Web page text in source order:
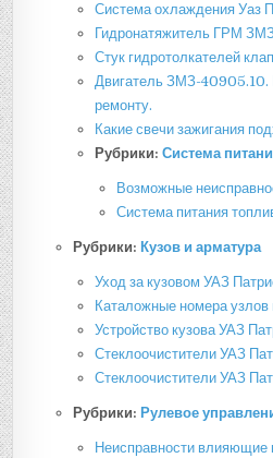
Система охлаждения Уаз
Гидронатяжитель ГРМ
Стук гидротолкателей
Двигатель ЗМЗ-40905.10.
ремонту.
Какие свечи зажигания
Рубрики:Система
Возможные
Система питания
Рубрики: Кузов и арматура
Уход за кузовом УАЗ
Каталожные номера узлов
Устройство кузова УАЗ
Стеклоочистители УАЗ
Стеклоочистители УАЗ
Рубрики: Рулевое
Неисправности влияющие